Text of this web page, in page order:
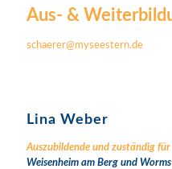
Aus- &
schaerer@myseestern.de
Lina Weber
Auszubildende und zuständig
Weisenheim am Berg und Worms